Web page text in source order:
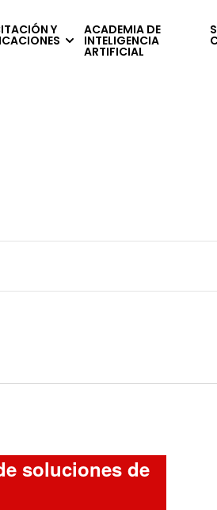
Y ACADEMIA DE
INTELIGENCIA
ARTIFICIAL
soluciones de